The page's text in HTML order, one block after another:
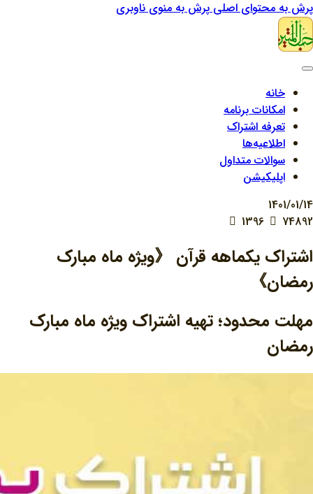
پرش به محتوای اصلیپرش به منوی ناوبری
خانه
امکانات برنامه
تعرفه اشتراک
اطلاعیه‌ها
سوالات متداول
اپلیکیشن
1401/01/14
74892
اشتراک یکماهه قرآن 《ویژه ماه مبارک
رمضان》
مهلت محدود؛ تهیه اشتراک ویژه ماه مبارک
رمضان